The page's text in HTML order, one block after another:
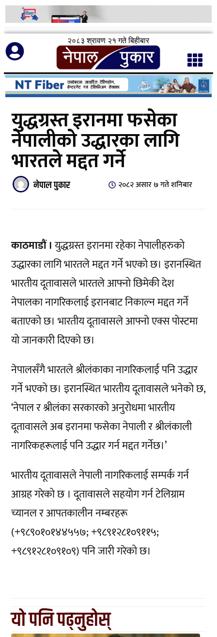
२०८३ श्रावण २१ गते बिहीबार
युद्धग्रस्त इरानमा फसेका
नेपालीको उद्धारका लागि
भारतले मद्दत गर्ने
नेपाल पुकार २०८२ असार ७ गते शनिबार
काठमाडौं ।युद्धग्रस्त इरानमा रहेका नेपालीहरुको
उद्धारका लागि भारतले मद्दत गर्ने भएको छ। इरानस्थित
भारतीय दूतावासले भारतले आफ्नो छिमेकी देश
नेपालका नागरिकलाई इरानबाट निकाल्न मद्दत गर्ने
बताएको छ। भारतीय दूतावासले आफ्नो एक्स पोस्टमा
यो जानकारी दिएको छ।
नेपालसँगै भारतले श्रीलंकाका नागरिकलाई पनि उद्धार
गर्ने भएको छ। इरानस्थित भारतीय दूतावासले भनेको छ,
‘नेपाल र श्रीलंका सरकारको अनुरोधमा भारतीय
दूतावासले अब इरानमा फसेका नेपाली र श्रीलंकाली
नागरिकहरूलाई पनि उद्धार गर्न मद्दत गर्नेछ।’
भारतीय दूतावासले नेपाली नागरिकलाई सम्पर्क गर्न
आग्रह गरेको छ । दूतावासले सहयोग गर्न टेलिग्राम
च्यानल र आपतकालीन नम्बरहरू
(+९८९०१०१४४५५७; +९८९१२८१०९११५;
+९८९१२८१०९१०९) पनि जारी गरेको छ।
यो पनि पढ्नुहोस्